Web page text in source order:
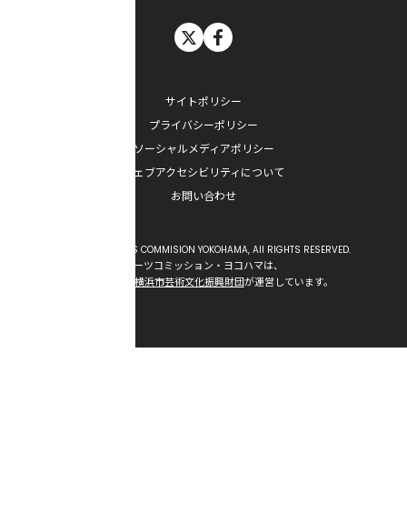
サイトポリシー
プライバシーポリシー
ソーシャルメディアポリシー
ウェブアクセシビリティについて
お問い合わせ
Copyright © ARTS COMMISION YOKOHAMA, All RIGHTS RESERVED.
アーツコミッション・ヨコハマは、
公益財団法人横浜市芸術文化振興財団が運営しています。